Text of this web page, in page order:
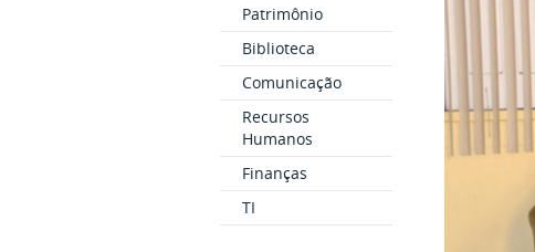
Patrimônio
Biblioteca
Comunicação
Recursos
Humanos
Finanças
TI